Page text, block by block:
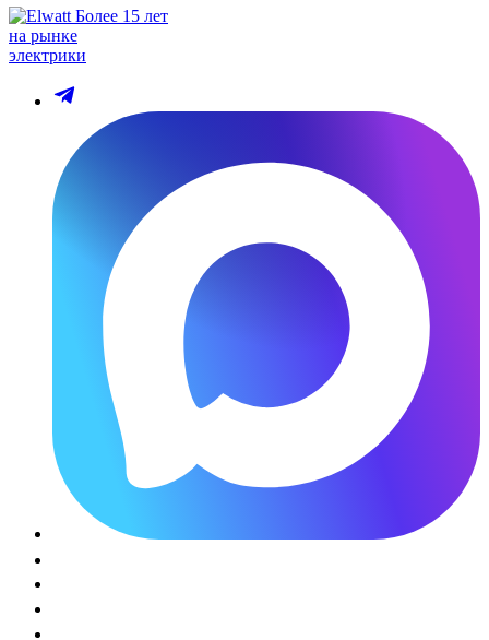
Более 15 лет
на рынке
электрики